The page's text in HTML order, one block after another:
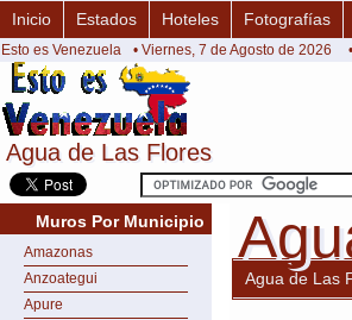
Agua de Las Flores
Agua de Las Flores
Inicio Estados Hoteles Fotografías
Esto es Venezuela • Viernes, 7 de Agosto de 2026
Muros Por Municipio
Amazonas
Anzoategui
Apure
Agua de Las